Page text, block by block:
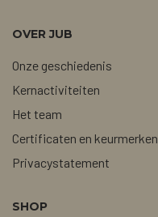
OVER JUB
Onze geschiedenis
Kernactiviteiten
Het team
Certificaten en keurmerken
Privacystatement
SHOP